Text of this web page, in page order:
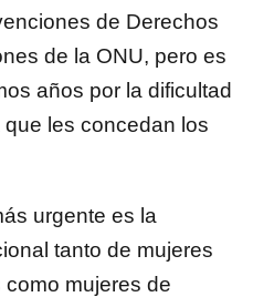
de Derechos
de la ONU, pero es
años por la dificultad
les concedan los
urgente es la
tanto de mujeres
mujeres de